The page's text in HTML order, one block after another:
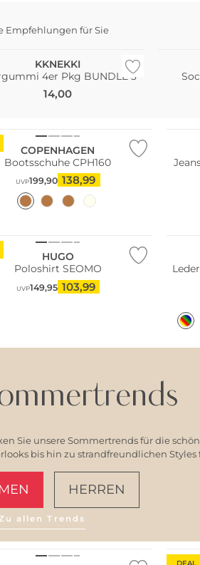
Empfehlungen für Sie
KKNEKKI
4er Pkg BUNDLE 3
14,00
COPENHAGEN
Bootsschuhe CPH160
UVP199,90 138,99
HUGO
Poloshirt SEOMO
UVP149,95 103,99
Ledertasche -
Sie unsere Sommertrends für die
bis hin zu strandfreundlichen
HERREN
allen Trends
Tipp